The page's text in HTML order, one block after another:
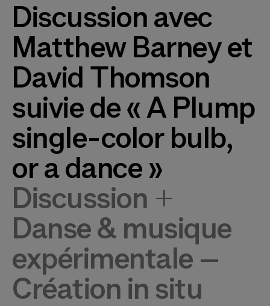
Discussion avec
Matthew Barney et
David Thomson
suivie de « A Plump
single-color bulb,
or a dance »
Discussion +
Danse & musique
expérimentale –
Création in situ